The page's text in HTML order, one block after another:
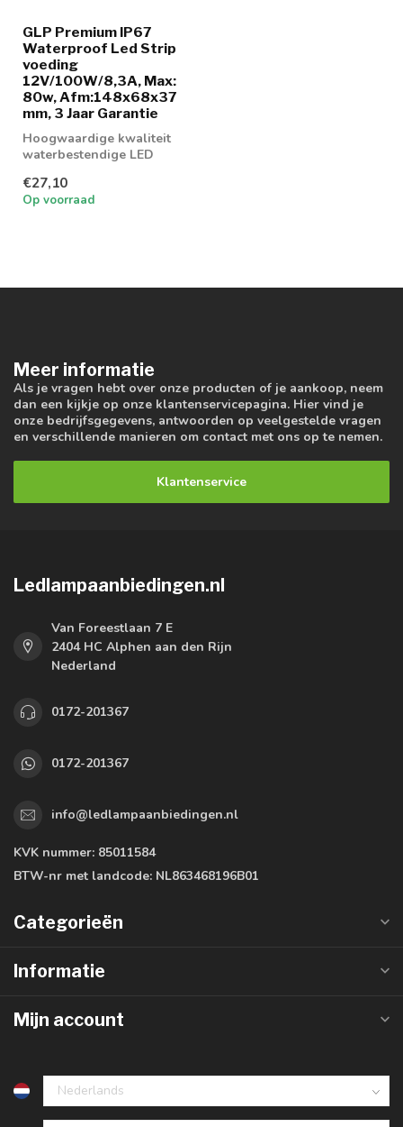
GLP Premium IP67
Waterproof Led Strip
voeding
12V/100W/8,3A, Max:
80w, Afm:148x68x37
mm, 3 Jaar Garantie
Hoogwaardige kwaliteit
waterbestendige LED
€27,10
Op voorraad
Meer informatie
Als je vragen hebt over onze producten of je aankoop, neem
dan een kijkje op onze klantenservicepagina. Hier vind je
onze bedrijfsgegevens, antwoorden op veelgestelde vragen
en verschillende manieren om contact met ons op te nemen.
Klantenservice
Ledlampaanbiedingen.nl
Van Foreestlaan 7 E
2404 HC Alphen aan den Rijn
Nederland
0172-201367
0172-201367
info@ledlampaanbiedingen.nl
KVK nummer: 85011584
BTW-nr met landcode: NL863468196B01
Categorieën
Informatie
Mijn account